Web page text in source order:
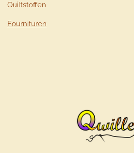
Quiltstoffen
Fournituren